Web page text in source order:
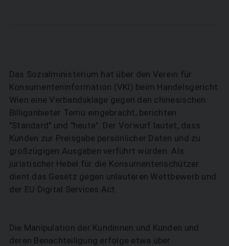
Das Sozialministerium hat über den Verein für
Konsumenteninformation (VKI) beim Handelsgericht
Wien eine Verbandsklage gegen den chinesischen
Billiganbieter Temu eingebracht, berichten
"Standard" und "heute". Der Vorwurf lautet, dass
Kunden zur Preisgabe persönlicher Daten und zu
großzügigen Ausgaben verführt würden. Als
juristischer Hebel für die Konsumentenschützer
dient das Gesetz gegen unlauteren Wettbewerb und
der EU Digital Services Act.
Die Manipulation der Kundinnen und Kunden und
deren Benachteiligung erfolge etwa über